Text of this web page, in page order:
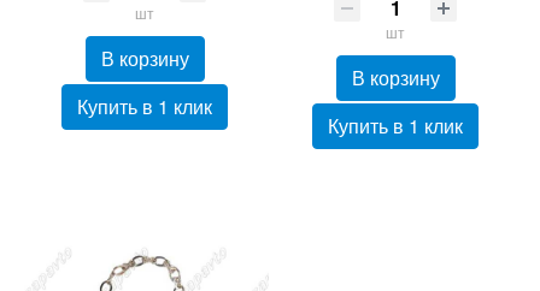
шт
В корзину
Купить в 1 клик
шт
В корзину
Купить в 1 клик